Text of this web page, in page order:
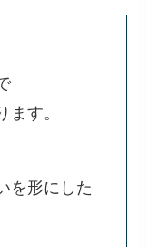
す。
を形にした